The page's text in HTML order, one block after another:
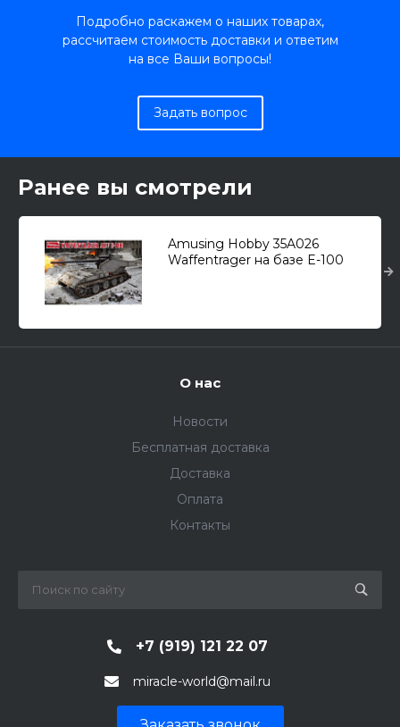
Подробно раскажем о наших товарах,
рассчитаем стоимость доставки и ответим
на все Ваши вопросы!
Задать вопрос
Ранее вы смотрели
Amusing Hobby 35A026
Waffentrager на базе E-100
О нас
Новости
Бесплатная доставка
Доставка
Оплата
Контакты
+7 (919) 121 22 07
miracle-world@mail.ru